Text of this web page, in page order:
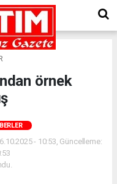
örnek
- 10:53, Güncelleme: